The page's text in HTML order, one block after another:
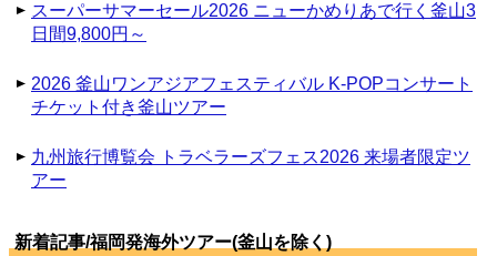
スーパーサマーセール2026 ニューかめりあで行く釜山3
日間9,800円～
2026 釜山ワンアジアフェスティバル K-POPコンサート
チケット付き釜山ツアー
九州旅行博覧会 トラベラーズフェス2026 来場者限定ツ
アー
新着記事/福岡発海外ツアー(釜山を除く)